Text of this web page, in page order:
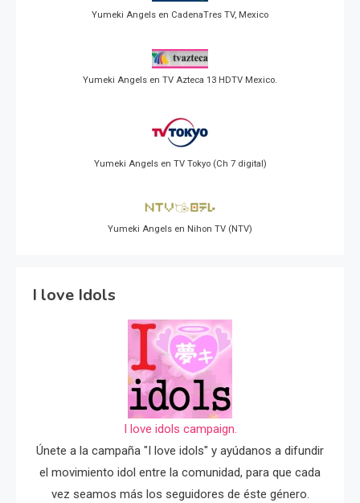
Yumeki Angels en CadenaTres TV, Mexico
Yumeki Angels en TV Azteca 13 HDTV Mexico.
Yumeki Angels en TV Tokyo (Ch 7 digital)
Yumeki Angels en Nihon TV (NTV)
I love Idols
I love idols campaign.
Únete a la campaña "I love idols" y ayúdanos a difundir
el movimiento idol entre la comunidad, para que cada
vez seamos más los seguidores de éste género.